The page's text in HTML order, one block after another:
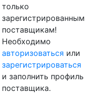
только
зарегистрированным
поставщикам!
Необходимо
авторизоваться или
зарегистрироваться
и заполнить профиль
поставщика.